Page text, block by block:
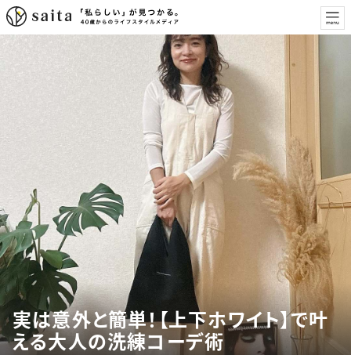
実は意外と簡単！【上下ホワイト】で叶
える大人の洗練コーデ術